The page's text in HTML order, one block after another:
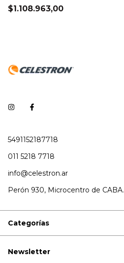
$1.108.963,00
5491152187718
011 5218 7718
info@celestron.ar
Perón 930, Microcentro de CABA.
Categorías
Newsletter